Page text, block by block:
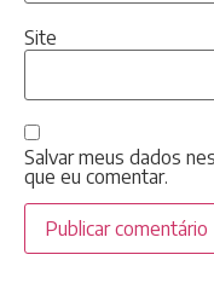
Site
Salvar meus dados
que eu comentar.